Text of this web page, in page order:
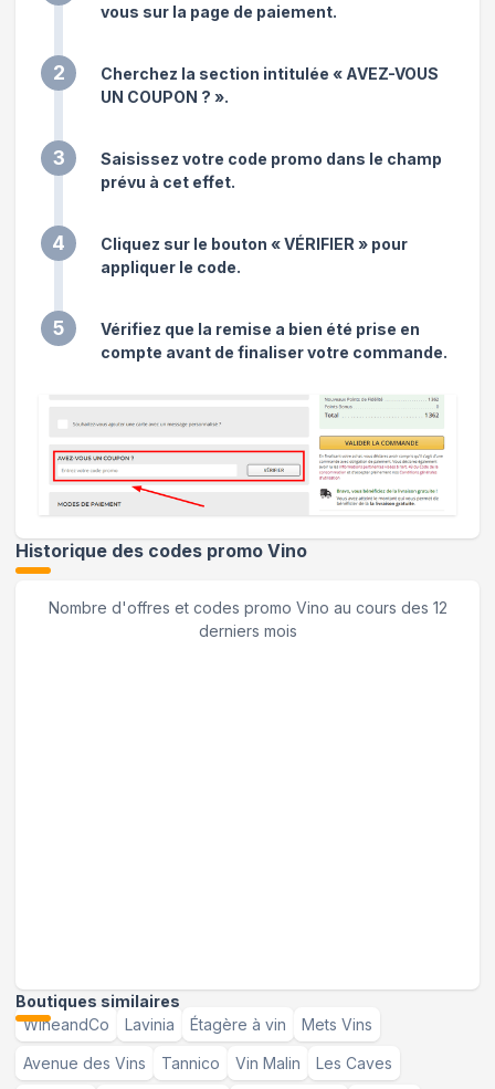
vous sur la page de paiement.
2
Cherchez la section intitulée « AVEZ-VOUS
UN COUPON ? ».
3
Saisissez votre code promo dans le champ
prévu à cet effet.
4
Cliquez sur le bouton « VÉRIFIER » pour
appliquer le code.
5
Vérifiez que la remise a bien été prise en
compte avant de finaliser votre commande.
Historique des codes promo Vino
Nombre d'offres et codes promo Vino au cours des 12
derniers mois
Boutiques similaires
WineandCo
Lavinia Étagère à vin Mets Vins
Avenue des Vins Tannico Vin Malin Les Caves